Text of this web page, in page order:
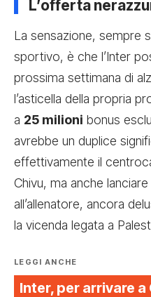
L’offerta
La sensazione, sempre
sportivo, è che l’Inter
prossima settimana di
l’asticella della propria
a 25 milioni bonus
avrebbe un duplice
effettivamente il
Chivu, ma anche
all’allenatore, ancora
la vicenda legata a
LEGGI ANCHE
Inter, per arrivare